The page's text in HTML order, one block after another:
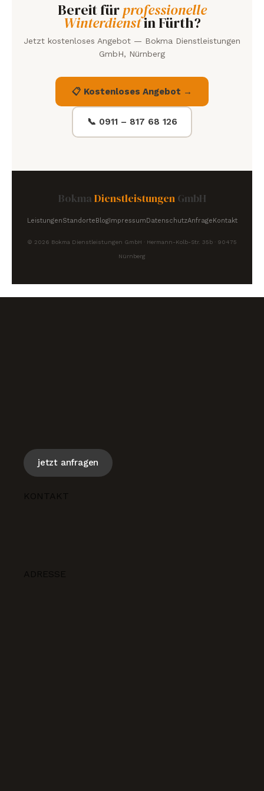
Bereit fürprofessionelle
Winterdienstin Fürth?
Jetzt kostenloses Angebot — Bokma Dienstleistungen
GmbH, Nürnberg
📋 Kostenloses Angebot →
📞 0911 – 817 68 126
Bokma DienstleistungenGmbH
LeistungenStandorteBlogImpressumDatenschutzAnfrageKontakt
© 2026 Bokma Dienstleistungen GmbH · Hermann-Kolb-Str. 35b · 90475
Nürnberg
jetzt anfragen